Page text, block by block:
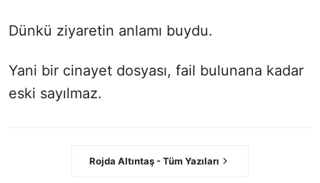
Dünkü ziyaretin anlamı buydu.
Yani bir cinayet dosyası, fail bulunana kadar
eski sayılmaz.
Rojda Altıntaş - Tüm Yazıları